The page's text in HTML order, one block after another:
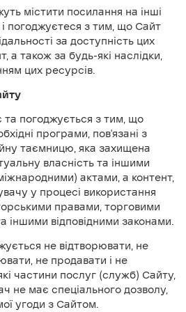
містити посилання на інші
погоджуєтеся з тим, що Сайт
за доступність цих
а також за будь-які наслідки,
цих ресурсів.
та погоджується з тим, що
програми, пов'язані з
таємницю, яка захищена
власність та іншими
актами, а контент,
у процесі використання
правами, торговими
іншими відповідними законами.
не відтворювати, не
не продавати і не
частини послуг (служб) Сайту,
не має спеціального дозволу,
угоди з Сайтом.